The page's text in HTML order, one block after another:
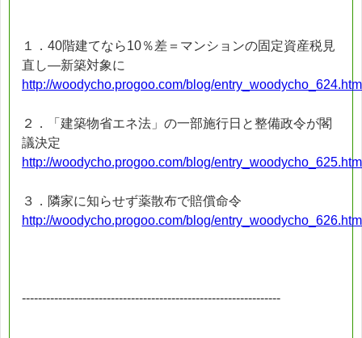
１．40階建てなら10％差＝マンションの固定資産税見
直し―新築対象に
http://woodycho.progoo.com/blog/
２．「建築物省エネ法」の一部施行日と整備政令が閣
議決定
http://woodycho.progoo.com/blog/
３．隣家に知らせず薬散布で賠償命令
http://woodycho.progoo.com/blog/
----------------------------------------------------------------